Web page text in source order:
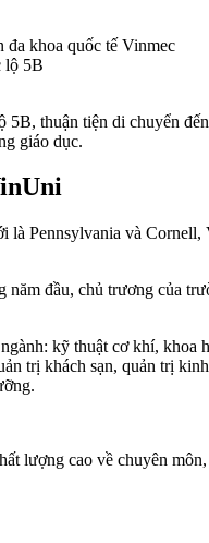
khoa quốc tế Vinmec
lộ 5B
thuận tiện di chuyển
giáo dục.
Pennsylvania và
năm đầu, chủ trương của
kỹ thuật cơ khí, khoa
trị khách sạn, quản trị
lượng cao về chuyên